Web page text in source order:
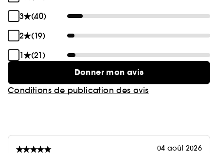
3
(40)
2
(19)
1
(21)
Donner mon avis
Conditions de publication des avis
04 août 2026